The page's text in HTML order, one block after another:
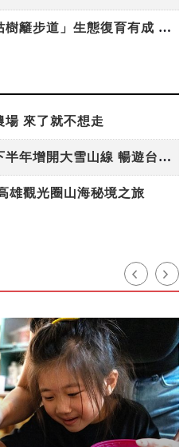
虎頭埤森林秘境！「枯樹籬步道」生態復育有成 走進大自然生命教室
場 來了就不想走
台灣好行／新路線！下半年增開大雪山線 暢遊台中更便利
雄觀光圈山海秘境之旅